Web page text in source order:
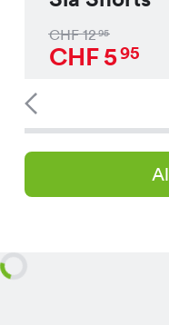
CHF1295
CHF595